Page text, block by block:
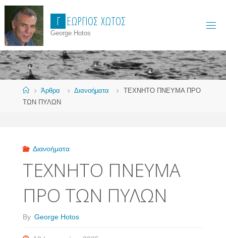
Skip
content
Γ ΕΏΡΓΙΟΣ ΧΏΤΟΣ
George Hotos
HomeΆρθρα Διανοήματα
ΤΕΧΝΗΤΟ ΠΝΕΥΜΑ ΠΡΟ
ΤΩΝ ΠΥΛΩΝ
Διανοήματα
ΤΕΧΝΗΤΟ ΠΝΕΥΜΑ
ΠΡΟ ΤΩΝ ΠΥΛΩΝ
By George Hotos